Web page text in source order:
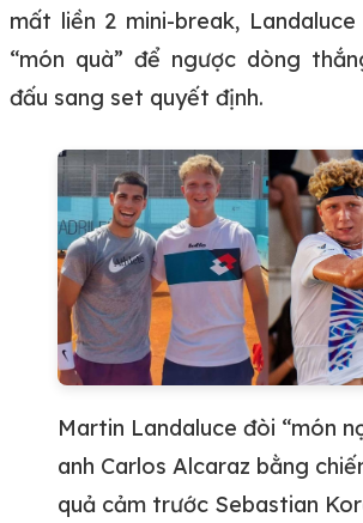
mất liền 2 mini-break,
“món quà” để ngược dòng
đấu sang set quyết định.
Martin Landaluce đòi “món
anh Carlos Alcaraz bằng
quả cảm trước Sebastian